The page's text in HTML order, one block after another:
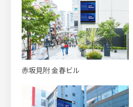
赤坂見附 金春ビル